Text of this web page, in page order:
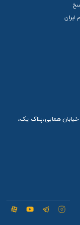
ایران
همایی،پلاک یک،